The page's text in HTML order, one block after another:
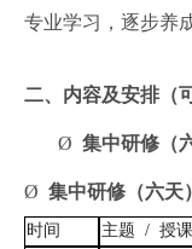
专业学习，逐步养
二、 内容及安排（
Ø 集中研修（
Ø 集中研修（六天）
时间 主题 /授